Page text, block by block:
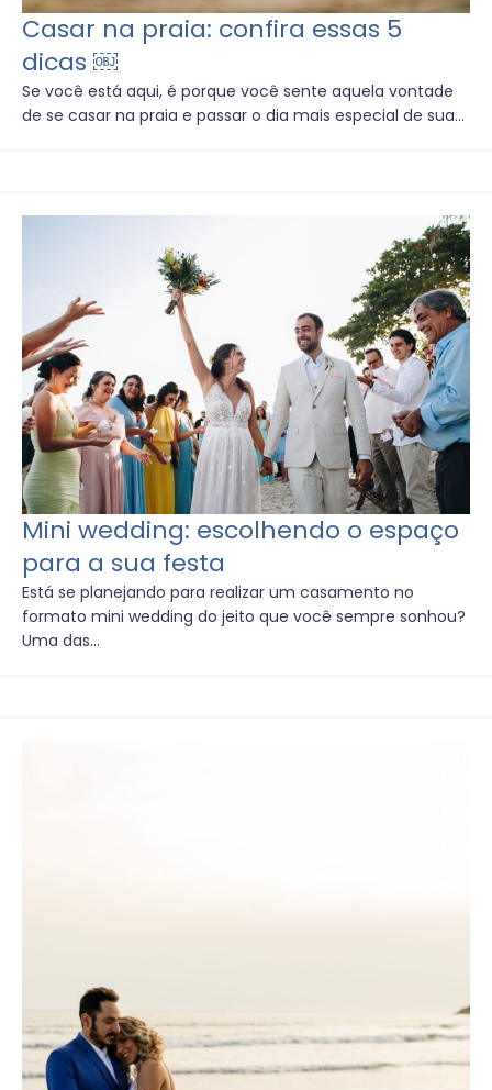
Casar na praia: confira essas 5
dicas ￼
Se você está aqui, é porque você sente aquela vontade
de se casar na praia e passar o dia mais especial de sua...
Mini wedding: escolhendo o espaço
para a sua festa
Está se planejando para realizar um casamento no
formato mini wedding do jeito que você sempre sonhou?
Uma das...